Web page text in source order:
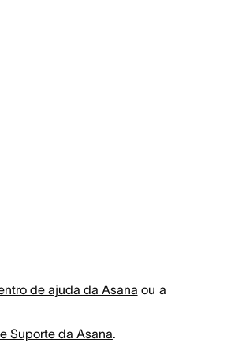
de ajuda da Asana ou a
Suporte da Asana.